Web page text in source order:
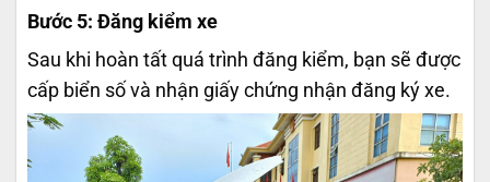
Bước 5: Đăng kiểm xe
Sau khi hoàn tất quá trình đăng kiểm, bạn sẽ được
cấp biển số và nhận giấy chứng nhận đăng ký xe.